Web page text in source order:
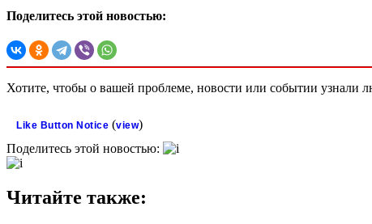
Поделитесь этой новостью:
Хотите, чтобы о вашей проблеме, новости или событии узнали
Like Button Notice (view)
Поделитесь этой новостью:
Читайте также: